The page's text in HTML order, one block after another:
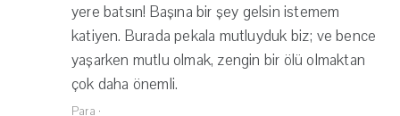
yere batsın! Başına bir şey gelsin istemem
katiyen. Burada pekala mutluyduk biz; ve bence
yaşarken mutlu olmak, zengin bir ölü olmaktan
çok daha önemli.
Para ·